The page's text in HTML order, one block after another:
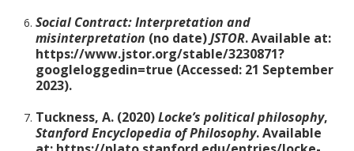
Social Contract: Interpretation and
misinterpretation (no date)JSTOR. Available at:
https://www.jstor.org/stable/3230871?
googleloggedin=true (Accessed: 21 September
2023).
Tuckness, A. (2020)Locke’s political philosophy,
Stanford Encyclopedia of Philosophy. Available